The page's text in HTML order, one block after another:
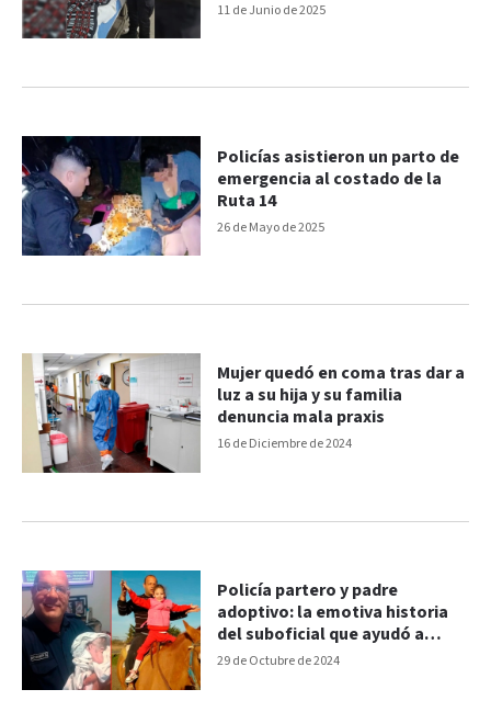
11 de Junio de 2025
26 de Mayo de 2025
Policías asistieron un parto de
emergencia al costado de la
Ruta 14
16 de Diciembre de 2024
Mujer quedó en coma tras dar a
luz a su hija y su familia
denuncia mala praxis
29 de Octubre de 2024
Policía partero y padre
adoptivo: la emotiva historia
del suboficial que ayudó a
parturienta